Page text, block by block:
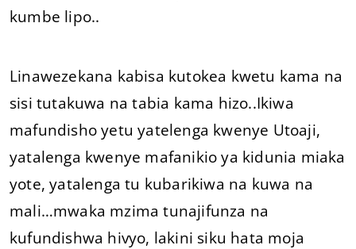
kumbe lipo..
Linawezekana kabisa kutokea kwetu kama na
sisi tutakuwa na tabia kama hizo..Ikiwa
mafundisho yetu yatelenga kwenye Utoaji,
yatalenga kwenye mafanikio ya kidunia miaka
yote, yatalenga tu kubarikiwa na kuwa na
mali…mwaka mzima tunajifunza na
kufundishwa hivyo, lakini siku hata moja